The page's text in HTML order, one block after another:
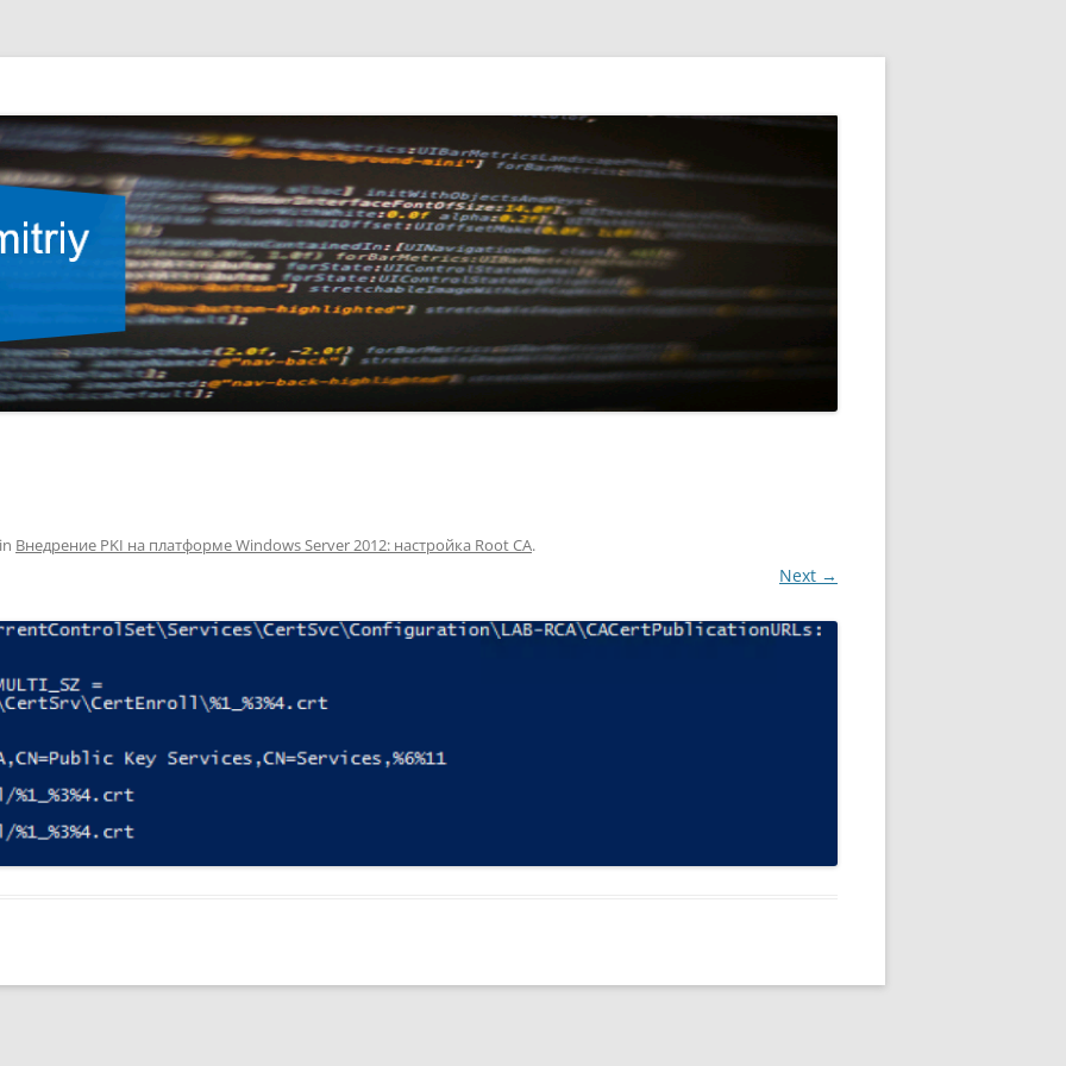
in Внедрение PKI на платформе Windows Server 2012: настройка Root CA.
Next →